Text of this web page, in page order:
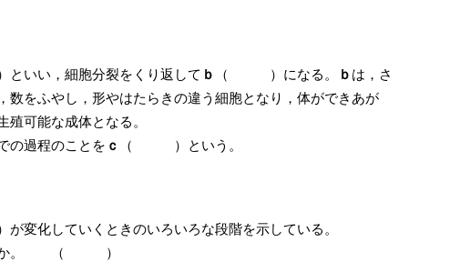
い，細胞分裂をくり返して ｂ （ ）になる。 ｂ は，さ
数をふやし，形やはたらきの違う細胞となり，体ができあが
殖可能な成体となる。
の過程のことを ｃ （ ）という。
が変化していくときのいろいろな段階を示している。
るか。 （ ）